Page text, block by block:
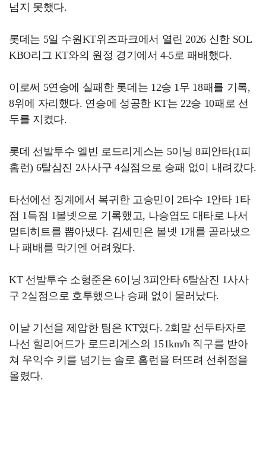
넘지 못했다.
롯데는 5일 수원KT위즈파크에서 열린 2026 신한 SOL
KBO리그 KT와의 원정 경기에서 4-5로 패배했다.
이로써 5연승에 실패한 롯데는 12승 1무 18패를 기록,
8위에 자리했다. 연승에 성공한 KT는 22승 10패로 선
두를 지켰다.
롯데 선발투수 엘빈 로드리게스는 5이닝 8피안타(1피
홈런) 6탈삼진 2사사구 4실점으로 승패 없이 내려갔다.
타선에선 징계에서 복귀한 고승민이 2타수 1안타 1타
점 1득점 1볼넷으로 기록했고, 나승엽도 대타로 나서
멀티히트를 뽑아냈다. 김세민은 볼넷 1개를 골라냈으
나 패배를 막기엔 어려웠다.
KT 선발투수 소형준은 6이닝 3피안타 6탈삼진 1사사
구 2실점으로 호투했으나 승패 없이 물러났다.
이날 기선을 제압한 팀은 KT였다. 2회말 선두타자로
나선 힐리어드가 로드리게스의 151km/h 직구를 받아
쳐 우익수 키를 넘기는 솔로 홈런을 터뜨려 선취점을
올렸다.